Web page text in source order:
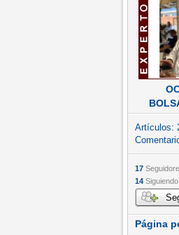
Artículos:
17
14 Siguiendo
Página